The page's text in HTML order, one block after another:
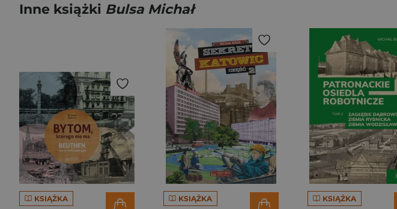
Inne książki Bulsa Michał
KSIĄŻKA KSIĄŻKA KSIĄŻKA